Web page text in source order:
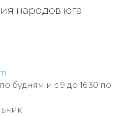
народов юга
будням и с 9 до 16:30 по